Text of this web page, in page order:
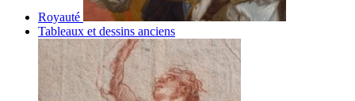
Royauté
Tableaux et dessins anciens